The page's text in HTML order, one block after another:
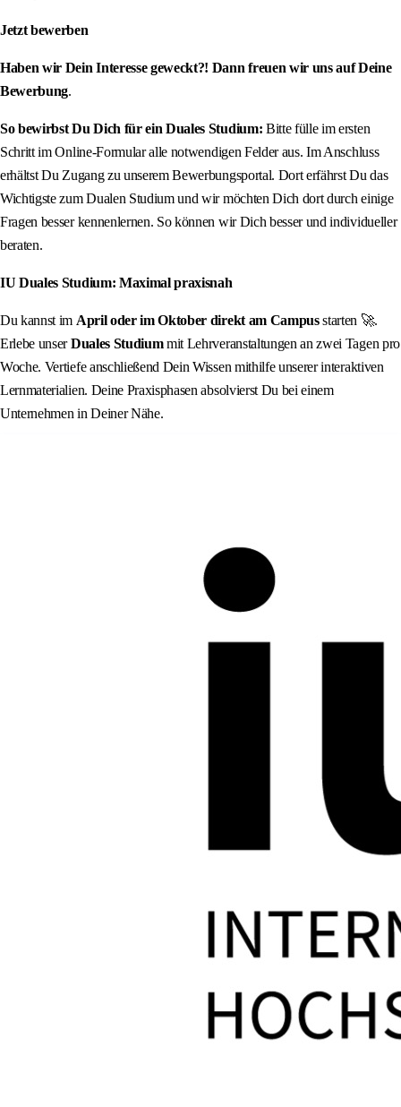
Jetzt bewerben
Haben wir Dein Interesse geweckt?! Dann freuen wir uns auf Deine
Bewerbung.
So bewirbst Du Dich für ein Duales Studium: Bitte fülle im ersten
Schritt im Online-Formular alle notwendigen Felder aus. Im Anschluss
erhältst Du Zugang zu unserem Bewerbungsportal. Dort erfährst Du das
Wichtigste zum Dualen Studium und wir möchten Dich dort durch einige
Fragen besser kennenlernen. So können wir Dich besser und individueller
beraten.
IU Duales Studium: Maximal praxisnah
Du kannst im April oder im Oktober direkt am Campusstarten 🚀.
Erlebe unserDuales Studiummit Lehrveranstaltungen an zwei Tagen pro
Woche. Vertiefe anschließend Dein Wissen mithilfe unserer interaktiven
Lernmaterialien. Deine Praxisphasen absolvierst Du bei einem
Unternehmen in Deiner Nähe.